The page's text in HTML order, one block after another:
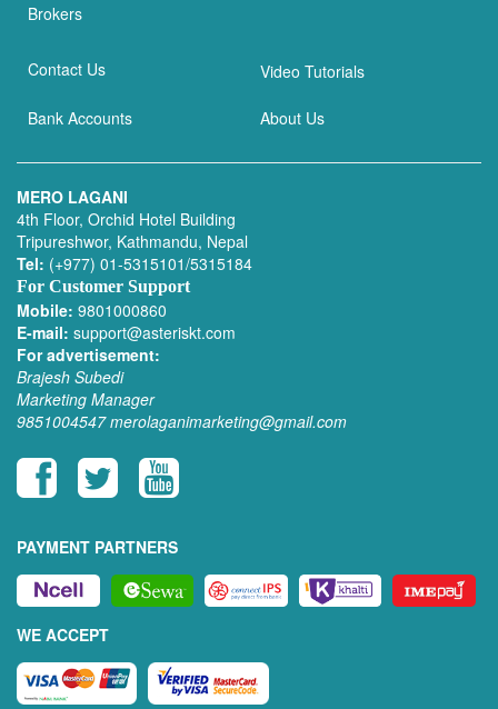
Brokers
Contact Us Video Tutorials
Bank Accounts About Us
MERO LAGANI
4th Floor, Orchid Hotel Building
Tripureshwor, Kathmandu, Nepal
Tel: (+977) 01-5315101/5315184
For Customer Support
Mobile: 9801000860
E-mail: support@asteriskt.com
For advertisement:
Brajesh Subedi
Marketing Manager
9851004547 merolaganimarketing@gmail.com
PAYMENT PARTNERS
WE ACCEPT